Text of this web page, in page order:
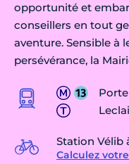
opportunité et
conseillers en tout
aventure. Sensible à
persévérance, la
Station Vélib
Calculez